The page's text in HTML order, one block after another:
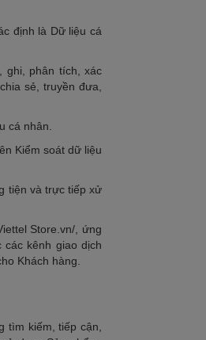
định là Dữ liệu cá
ghi, phân tích, xác
sẻ, truyền đưa,
cá nhân.
Kiểm soát dữ liệu
tiện và trực tiếp xử
Store.vn/, ứng
các kênh giao dịch
Khách hàng.
tìm kiếm, tiếp cận,